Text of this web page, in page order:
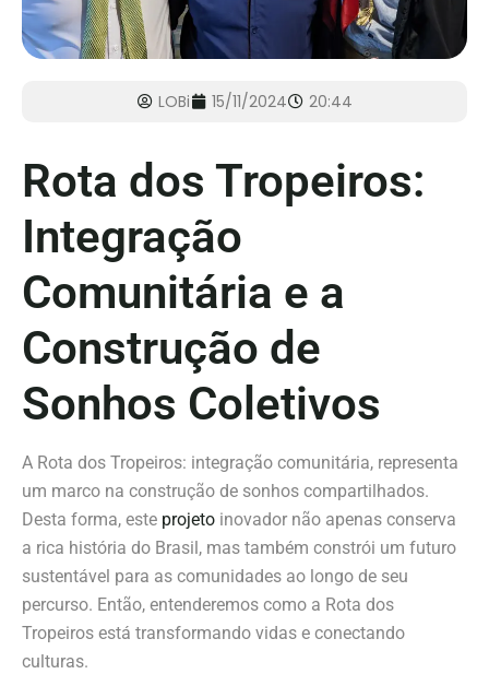
LOBi 15/11/2024 20:44
Rota dos Tropeiros:
Integração
Comunitária e a
Construção de
Sonhos Coletivos
A Rota dos Tropeiros: integração comunitária, representa
um marco na construção de sonhos compartilhados.
Desta forma, este projeto inovador não apenas conserva
a rica história do Brasil, mas também constrói um futuro
sustentável para as comunidades ao longo de seu
percurso. Então, entenderemos como a Rota dos
Tropeiros está transformando vidas e conectando
culturas.